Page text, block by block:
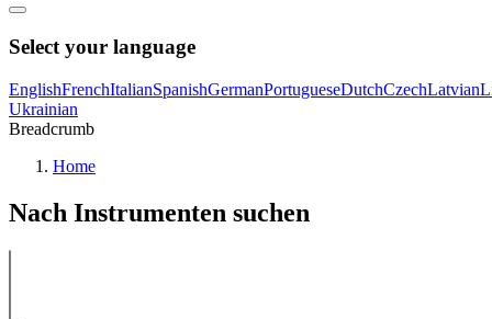
Select your language
EnglishFrenchItalianSpanishGermanPortugueseDutchCzechLatvian
Ukrainian
Breadcrumb
Home
Nach Instrumenten suchen